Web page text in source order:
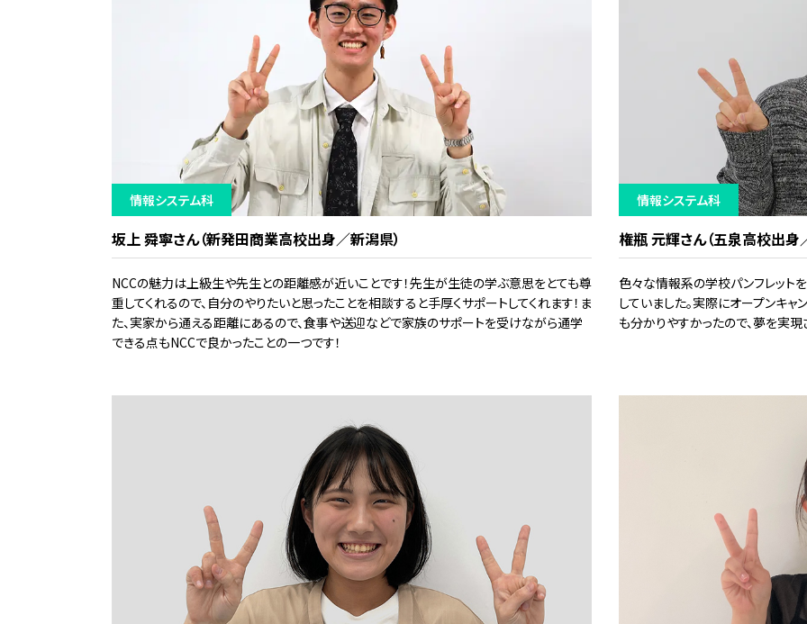
情報システム科
坂上 舜寧さん（新発田商業高校出身／新潟県）
NCCの魅力は上級生や先生との距離感が近いことです！先生が生徒の学ぶ意思をとても尊
重してくれるので、自分のやりたいと思ったことを相談すると手厚くサポートしてくれます！ま
た、実家から通える距離にあるので、食事や送迎などで家族のサポートを受けながら通学
できる点もNCCで良かったことの一つです！
情報システム科
権瓶 元輝さん（五泉高校出身
色々な情報系の学校パンフレット
していました。実際にオープンキ
も分かりやすかったので、夢を実